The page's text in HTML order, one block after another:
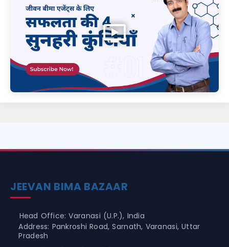
JEEVAN BIMA BAZAAR
Head Office: Varanasi (U.P.), India
Address: Pankroshi Road, Sarnath, Varanasi, Uttar
Pradesh